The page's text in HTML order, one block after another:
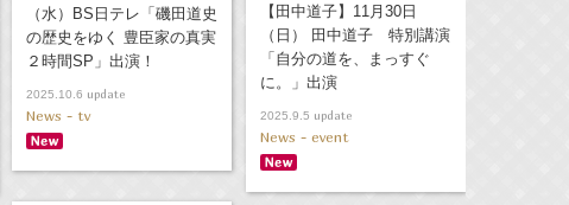
（水）BS日テレ「磯田道史
の歴史をゆく 豊臣家の真実
２時間SP」出演！
2025.10.6 update
News - tv
【田中道子】11月30日
（日） 田中道子 特別講演
「自分の道を、まっすぐ
に。」出演
2025.9.5 update
News - event